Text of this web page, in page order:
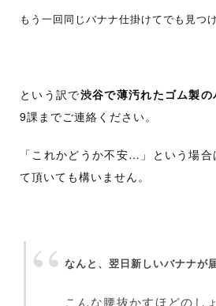
もう一回同じバナナ仕掛けてでも見つ
という訳で渋谷で薄汚れたゴム製の
9課までご連絡ください。
「これかどうか不安…」という場
て頂いても構いません。
なんと、翌日新しいバナナが
こんな腰抜かすほどのし